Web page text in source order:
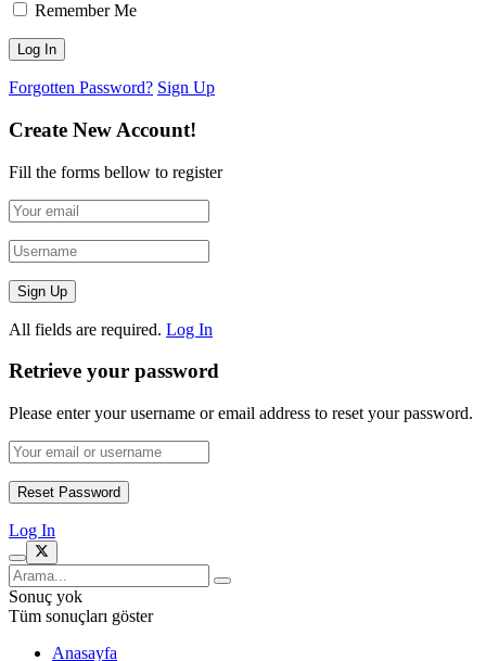
Remember Me
Forgotten Password? Sign Up
Create New Account!
Fill the forms bellow to register
All fields are required. Log In
Retrieve your password
Please enter your username or email address to reset your password.
Log In
Sonuç yok
Tüm sonuçları göster
Anasayfa